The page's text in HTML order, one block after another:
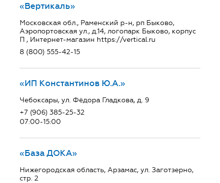
«Вертикаль»
Московская обл., Раменский р-н, рп Быково,
Аэропортовская ул., д.14, логопарк Быково, корпус
П , Интернет-магазин https://vertical.ru
8 (800) 555-42-15
«ИП Константинов Ю.А.»
Чебоксары, ул. Фёдора Гладкова, д. 9
+7 (906) 385-25-32
07:00-15:00
«База ДОКА»
Нижегородская область, Арзамас, ул. Заготзерно,
стр. 2